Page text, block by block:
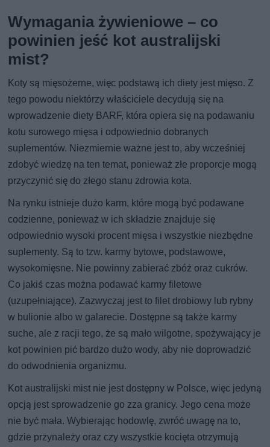
Wymagania żywieniowe – co
powinien jeść kot australijski
mist?
Koty są mięsożerne, więc podstawą ich diety jest mięso. Z
tego powodu niektórzy właściciele decydują się na
wprowadzenie diety BARF, która opiera się na podawaniu
kotu surowego mięsa i odpowiednio dobranych
suplementów. Niezmiernie ważne jest to, aby wcześniej
zdobyć wiedzę na ten temat, ponieważ złe proporcje mogą
przyczynić się do złego stanu zdrowia kota.
Na rynku istnieje dużo karm, które mogą być podawane
codzienne, ponieważ w ich składzie znajduje się
odpowiednio wysoki procent mięsa i wszystkie niezbędne
suplementy. Są to tzw. karmy bytowe, podstawowe,
wysokomięsne. Nie powinny zabierać zbóż oraz cukrów.
Co jakiś czas można podawać karmy filetowe
(uzupełniające). Zazwyczaj jest to filet drobiowy lub rybny
w bulionie albo w galarecie. Dostępne są także karmy
suche, ale z racji tego, że są mało wilgotne, spożywający je
kot powinien pić bardzo dużo wody, aby nie doprowadzić
do odwodnienia organizmu.
Kot australijski mist nie jest dostępny w Polsce, więc jedyną
opcją jest sprowadzenie go zza granicy. Jego cena może
nie być mała. Wybierając hodowlę, zwróć uwagę na to,
gdzie przynależy oraz czy wszystkie kocięta otrzymują